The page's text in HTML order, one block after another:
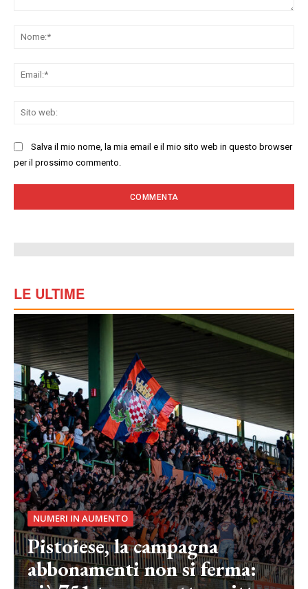
Salva il mio nome, la mia email e il mio sito web in questo browser
per il prossimo commento.
LE ULTIME
NUMERI IN AUMENTO
Pistoiese, la campagna
abbonamenti non si ferma: